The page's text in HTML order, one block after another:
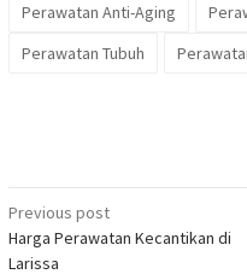
Perawatan Anti-Aging
Perawatan Tubuh
Post
navigation
Previous post
Harga Perawatan Kecantikan di
Larissa